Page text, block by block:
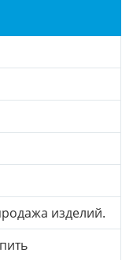
изделий.